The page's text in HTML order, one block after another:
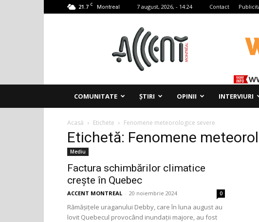
21.7 C Montreal 7 august, 2026, - 14:24 Contact
Montreal
COMUNITATE ȘTIRI OPINII INTERVIURI
Acasă Etichete Fenomene meteorologice severe
Etichetă: Fenomene
Mediu
Factura schimbărilor climatice
crește în Quebec
ACCENT MONTREAL - 20 noiembrie 2024 0
Rămășițele uraganului Debby, care în luna august au
lovit Quebecul provocând inundații majore, au fost